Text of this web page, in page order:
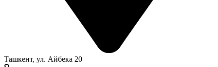
Ташкент, ул. Айбека 20